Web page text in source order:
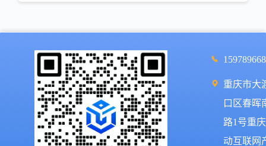
重庆市大
口区春晖
路1号重
动互联网